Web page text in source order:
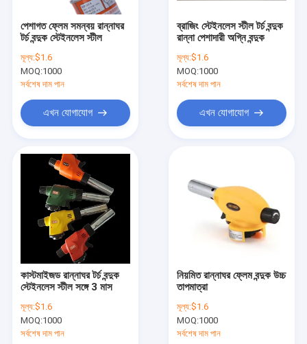
পেশাগত ফ্লেম সমন্বয় রান্নাঘর
টর্চ বন্দুক স্টেইনলেস স্টীল
মূল্য:$1.6
MOQ:1000
সর্বশেষ দাম পান
এখন যোগাযোগ
ব্রাজিং স্টেইনলেস স্টীল টর্চ বন্দুক
রান্না পেশাদারী অগ্নি বন্দুক
মূল্য:$1.6
MOQ:1000
সর্বশেষ দাম পান
এখন যোগাযোগ
কাস্টমাইজড রান্নাঘর টর্চ বন্দুক
স্টেইনলেস স্টীল সঙ্গে 3 মাস
মূল্য:$1.6
MOQ:1000
সর্বশেষ দাম পান
নিয়মিত রান্নাঘর ফ্লেম বন্দুক উচ্চ
তাপমাত্রা
মূল্য:$1.6
MOQ:1000
সর্বশেষ দাম পান